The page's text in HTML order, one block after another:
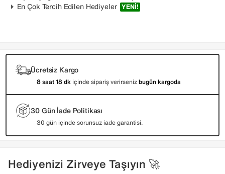
En Çok Tercih Edilen Hediyeler YENI!
Ücretsiz Kargo
8 saat 18 dk içinde sipariş verirsenizbugün kargoda
30 Gün İade Politikası
30 gün içinde sorunsuz iade garantisi.
Hediyenizi Zirveye Taşıyın 🚀